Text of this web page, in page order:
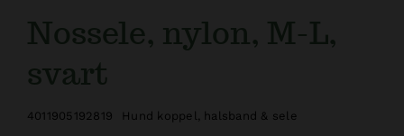
Nossele, nylon, M-L,
svart
4011905192819 Hund koppel, halsband & sele